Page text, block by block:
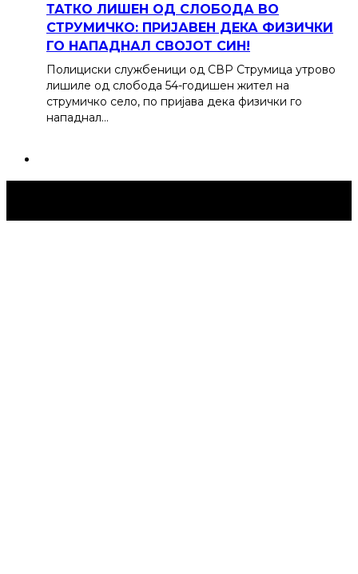
ТАТКО ЛИШЕН ОД СЛОБОДА ВО
СТРУМИЧКО: ПРИЈАВЕН ДЕКА ФИЗИЧКИ
ГО НАПАДНАЛ СВОЈОТ СИН!
Полициски службеници од СВР Струмица утрово
лишиле од слобода 54-годишен жител на
струмичко село, по пријава дека физички го
нападнал…